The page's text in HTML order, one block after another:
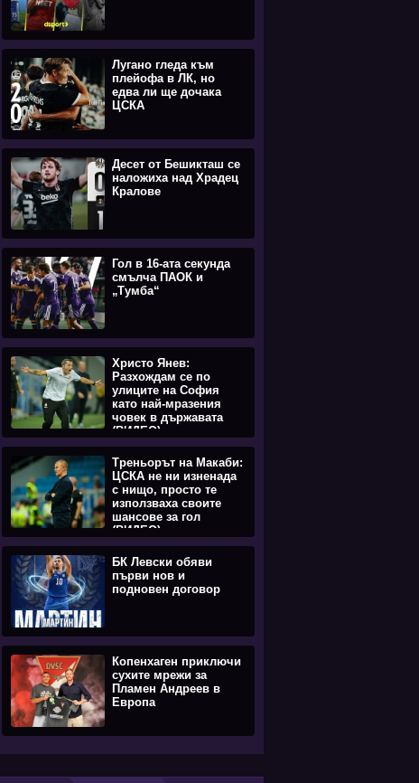
Лугано гледа към
плейофа в ЛК, но
едва ли ще дочака
ЦСКА
Десет от Бешикташ се
наложиха над Храдец
Кралове
Гол в 16-ата секунда
смълча ПАОК и
„Тумба“
Христо Янев:
Разхождам се по
улиците на София
като най-мразения
човек в държавата
(ВИДЕО)
Треньорът на Макаби:
ЦСКА не ни изненада
с нищо, просто те
използваха своите
шансове за гол
(ВИДЕО)
БК Левски обяви
първи нов и
подновен договор
Копенхаген приключи
сухите мрежи за
Пламен Андреев в
Европа